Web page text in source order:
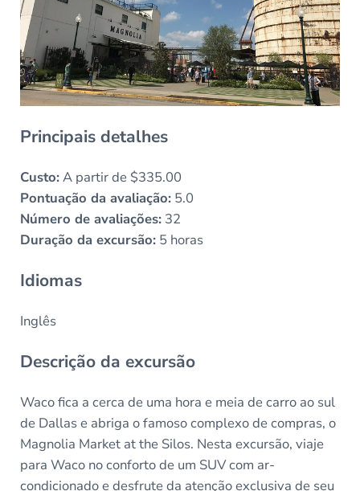
Principais detalhes
Custo:A partir de $335.00
Pontuação da avaliação:5.0
Número de avaliações:32
Duração da excursão:5 horas
Idiomas
Inglês
Descrição da excursão
Waco fica a cerca de uma hora e meia de carro ao sul
de Dallas e abriga o famoso complexo de compras, o
Magnolia Market at the Silos. Nesta excursão, viaje
para Waco no conforto de um SUV com ar-
condicionado e desfrute da atenção exclusiva de seu